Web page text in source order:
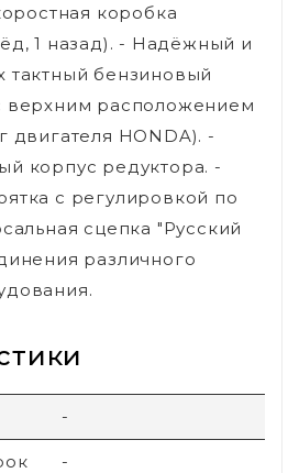
коробка
1 назад). - Надёжный и
тактный бензиновый
верхним расположением
двигателя HONDA). -
корпус редуктора. -
с регулировкой по
сцепка "Русский
различного
-
-